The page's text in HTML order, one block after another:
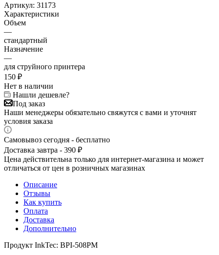
Артикул: 31173
Характеристики
Объем
—
стандартный
Назначение
—
для струйного принтера
150 ₽
Нет в наличии
Нашли дешевле?
Под заказ
Наши менеджеры обязательно свяжутся с вами и уточнят
условия заказа
Самовывоз сегодня - бесплатно
Доставка завтра - 390 ₽
Цена действительна только для интернет-магазина и может
отличаться от цен в розничных магазинах
Описание
Отзывы
Как купить
Оплата
Доставка
Дополнительно
Продукт InkTec: BPI-508PM